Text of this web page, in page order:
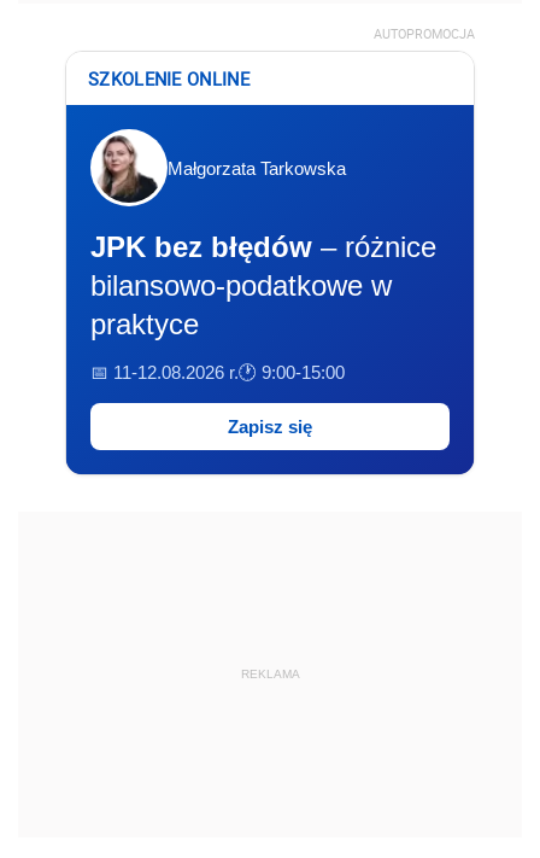
AUTOPROMOCJA
SZKOLENIE ONLINE
Małgorzata Tarkowska
JPK bez błędów – różnice
bilansowo-podatkowe w
praktyce
📅 11-12.08.2026 r.🕐 9:00-15:00
Zapisz się
REKLAMA